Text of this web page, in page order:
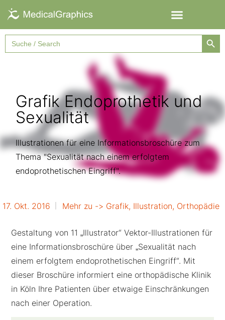
Search
for:
Grafik Endoprothetik und
Sexualität
Illustrationen für eine Informationsbroschüre zum
Thema "Sexualität nach einem erfolgtem
endoprothetischen Eingriff".
17. Okt. 2016 Mehr zu -> Grafik, Illustration, Orthopädie
Gestaltung von 11 „Illustrator“ Vektor-Illustrationen für
eine Informationsbroschüre über „Sexualität nach
einem erfolgtem endoprothetischen Eingriff“. Mit
dieser Broschüre informiert eine orthopädische Klinik
in Köln Ihre Patienten über etwaige Einschränkungen
nach einer Operation.